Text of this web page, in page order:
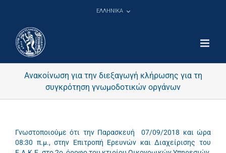
ΕΛΛΗΝΙΚΑ
Ανακοίνωση για την διεξαγωγή κλήρωσης για τη
συγκρότηση γνωμοδοτικών οργάνων
Γνωστοποιούμε ότι την Παρασκευή 07/09/2018 και ώρα
08:30 π.μ., στην Επιτροπή Ερευνών και Διαχείρισης του